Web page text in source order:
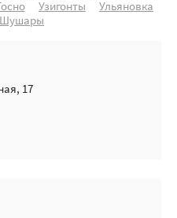
Узигонты
Ульяновка
Шушары
17